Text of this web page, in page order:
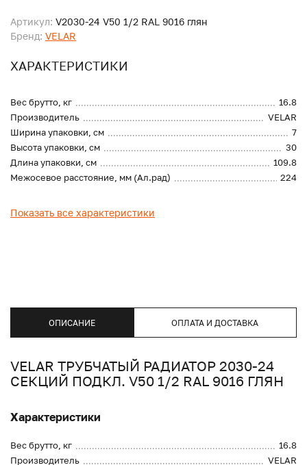
Артикул: V2030-24 V50 1/2 RAL 9016 глян
Бренд: VELAR
ХАРАКТЕРИСТИКИ
Вес брутто, кг
16.8
Производитель
VELAR
Ширина упаковки, см
7
Высота упаковки, см
30
Длина упаковки, см
109.8
Межосевое расстояние, мм (Ал.рад)
224
Показать все характеристики
ОПИСАНИЕ ОПЛАТА И ДОСТАВКА
VELAR ТРУБЧАТЫЙ РАДИАТОР 2030-24
СЕКЦИЙ ПОДКЛ. V50 1/2 RAL 9016 ГЛЯН
Характеристики
Вес брутто, кг
16.8
Производитель
VELAR